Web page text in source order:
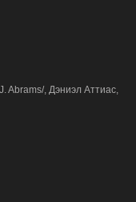
Abrams/, Дэниэл Аттиас,